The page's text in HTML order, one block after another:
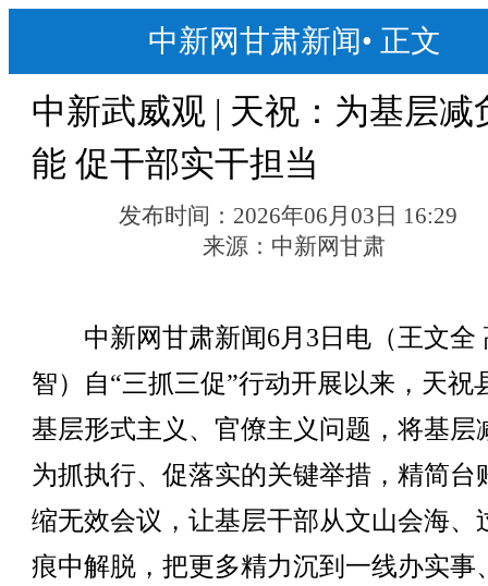
中新网甘肃新闻• 正文
中新武威观 | 天祝：为基层减
能 促干部实干担当
发布时间： 2026年06月03日 16:29
来源： 中新网甘肃
中新网甘肃新闻6月3日电（王文全
智）自“三抓三促”行动开展以来，天祝
基层形式主义、官僚主义问题，将基层
为抓执行、促落实的关键举措，精简台
缩无效会议，让基层干部从文山会海、
痕中解脱，把更多精力沉到一线办实事